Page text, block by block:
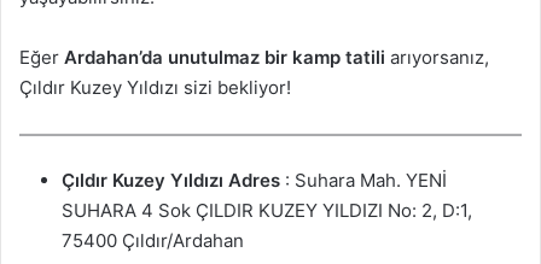
Eğer Ardahan’da unutulmaz bir kamp tatili arıyorsanız,
Çıldır Kuzey Yıldızı sizi bekliyor!
Çıldır Kuzey Yıldızı Adres : Suhara Mah. YENİ
SUHARA 4 Sok ÇILDIR KUZEY YILDIZI No: 2, D:1,
75400 Çıldır/Ardahan